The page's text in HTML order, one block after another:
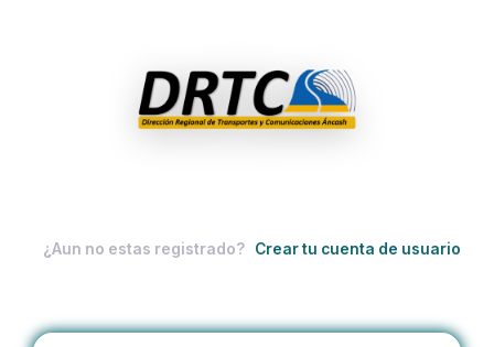
¿Aun no estas registrado? Crear tu cuenta de usuario